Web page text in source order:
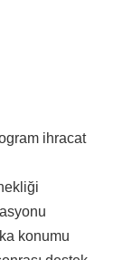
ihracat
konumu